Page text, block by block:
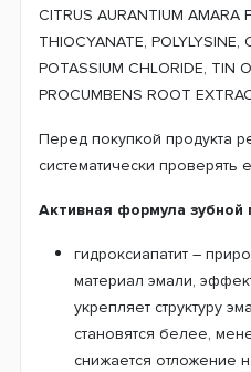
CITRUS AURANTIUM AMARA
THIOCYANATE, POLYLYSINE,
POTASSIUM CHLORIDE, TIN
PROCUMBENS ROOT
Перед покупкой продукта
систематически проверять
Активная формула зубной
гидроксиапатит –
материал эмали,
укрепляет структуру
становятся белее,
снижается отложение